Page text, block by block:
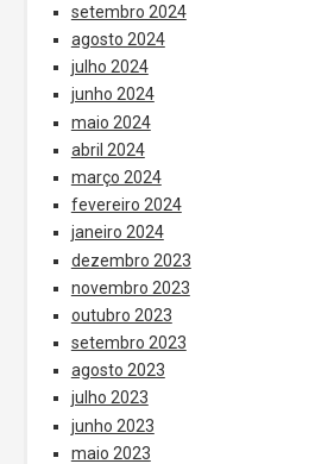
setembro 2024
agosto 2024
julho 2024
junho 2024
maio 2024
abril 2024
março 2024
fevereiro 2024
janeiro 2024
dezembro 2023
novembro 2023
outubro 2023
setembro 2023
agosto 2023
julho 2023
junho 2023
maio 2023